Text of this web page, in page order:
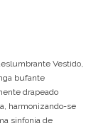
Vestido,
bufante
drapeado
harmonizando-se
sinfonia de